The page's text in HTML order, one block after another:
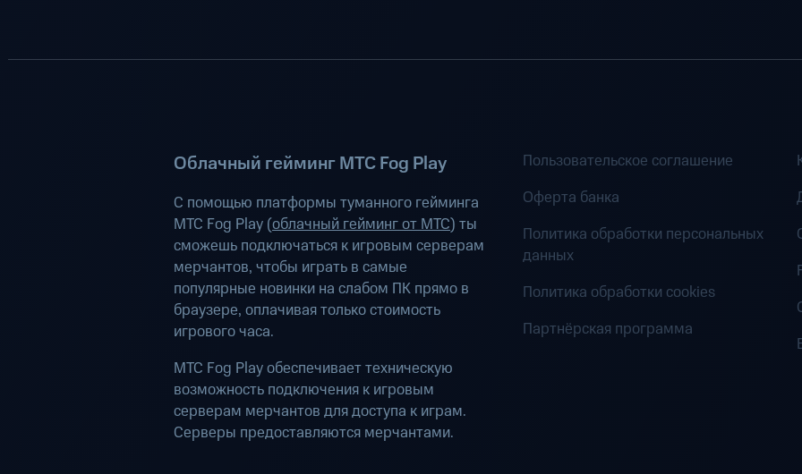
Облачный гейминг МТС Fog Play
С помощью платформы туманного гейминга
МТС Fog Play (облачный гейминг от МТС) ты
сможешь подключаться к игровым серверам
мерчантов, чтобы играть в самые
популярные новинки на слабом ПК прямо в
браузере, оплачивая только стоимость
игрового часа.
МТС Fog Play обеспечивает техническую
возможность подключения к игровым
серверам мерчантов для доступа к играм.
Серверы предоставляются мерчантами.
Пользовательское соглашение
Оферта банка
Политика обработки персональных
данных
Политика обработки cookies
Партнёрская программа